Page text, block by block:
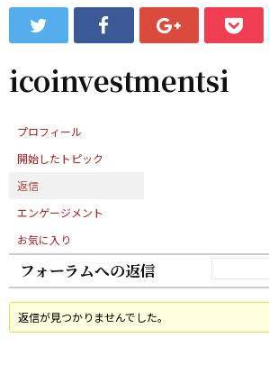
ッ
プ
フ
ォ
ム
icoinvestmentsi
プロフィール
開始したトピック
返信
エンゲージメント
お気に入り
フォーラムへの返信
返信が見つかりませんでした。